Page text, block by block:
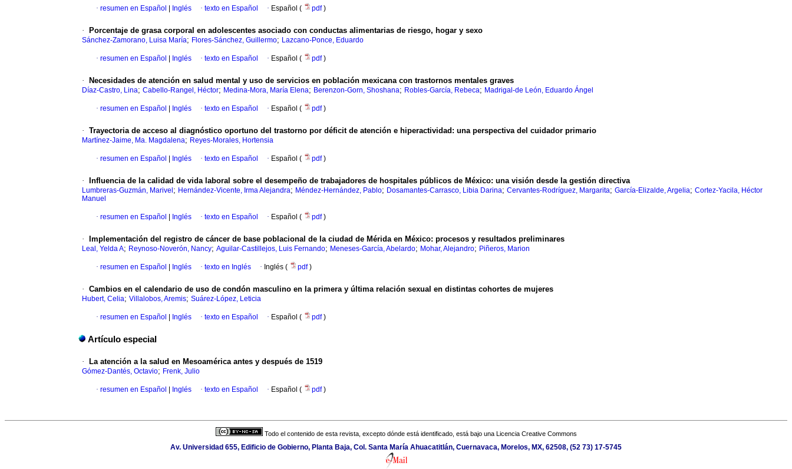
· resumen en Español Inglés · texto en Español · Español ( pdf)
· Porcentaje de grasa corporal en adolescentes asociado con conductas alimentarias de riesgo, hogar y sexo
Sánchez-Zamorano, Luisa María; Flores-Sánchez, Guillermo; Lazcano-Ponce, Eduardo
· resumen en Español Inglés · texto en Español · Español ( pdf)
· Necesidades de atención en salud mental y uso de servicios en población mexicana con trastornos mentales graves
Díaz-Castro, Lina; Cabello-Rangel, Héctor; Medina-Mora, María Elena; Berenzon-Gorn, Shoshana; Robles-García, Rebeca; Madrigal-de León, Eduardo Ángel
· resumen en Español Inglés · texto en Español · Español ( pdf)
· Trayectoria de acceso al diagnóstico oportuno del trastorno por déficit de atención e hiperactividad: una perspectiva del cuidador primario
Martínez-Jaime, Ma. Magdalena; Reyes-Morales, Hortensia
· resumen en Español Inglés · texto en Español · Español ( pdf)
· Influencia de la calidad de vida laboral sobre el desempeño de trabajadores de hospitales públicos de México: una visión desde la gestión directiva
Lumbreras-Guzmán, Marivel ; Hernández-Vicente, Irma Alejandra; Méndez-Hernández, Pablo; Dosamantes-Carrasco, Libia Darina; Cervantes-Rodríguez, Margarita; García-Elizalde, Argelia; Cortez-Yacila, Héctor
Manuel
· resumen en Español Inglés · texto en Español · Español ( pdf)
· Implementación del registro de cáncer de base poblacional de la ciudad de Mérida en México: procesos y resultados preliminares
Leal, Yelda A; Reynoso-Noverón, Nancy; Aguilar-Castillejos, Luis Fernando; Meneses-García, Abelardo; Mohar, Alejandro; Piñeros, Marion
· resumen en Español Inglés · texto en Inglés · Inglés ( pdf)
· Cambios en el calendario de uso de condón masculino en la primera y última relación sexual en distintas cohortes de mujeres
Hubert, Celia; Villalobos, Aremis; Suárez-López, Leticia
· resumen en Español Inglés · texto en Español · Español ( pdf)
Artículo especial
· La atención a la salud en Mesoamérica antes y después de 1519
Gómez-Dantés, Octavio; Frenk, Julio
· resumen en Español Inglés · texto en Español · Español ( pdf)
Todo el contenido de esta revista, excepto dónde está identificado, está bajo una Licencia Creative Commons
Av. Universidad 655, Edificio de Gobierno, Planta Baja, Col. Santa María Ahuacatitlán, Cuernavaca, Morelos, MX, 62508, (52 73) 17-5745